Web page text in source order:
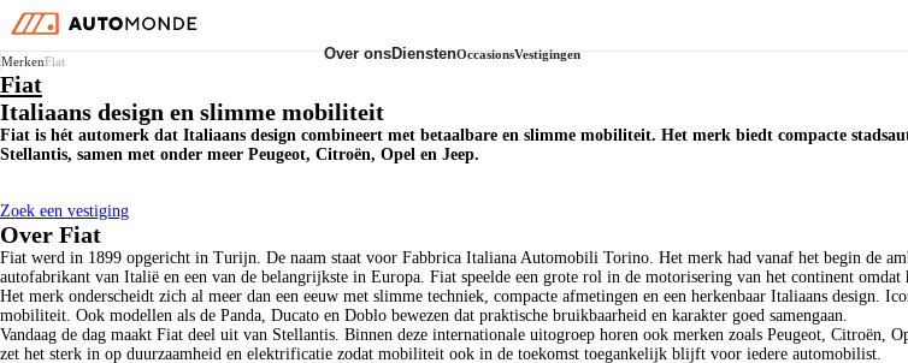
Over ons
Zoek een vestiging
Om meteen een afspraak te maken bij 1 van onze filialen
Zoek een vestiging
Over ons
AutoMonde worden
Diensten
Zoek een vestiging
Om meteen een afspraak te maken bij 1 van onze filialen
Zoek een vestiging
Diensten
Onderhoud leaseauto's
APK
Services
Overzicht services
Aircocheck
Bandenwissel
Remmenservice
2 jaar garantie
EV specialist
OccasionsVestigingen
MerkenFiat
Fiat
Italiaans design en slimme mobiliteit
Fiat is hét automerk dat Italiaans design combineert met betaalbare en slimme mobiliteit. Het merk biedt compacte
Stellantis, samen met onder meer Peugeot, Citroën, Opel en Jeep.
Zoek een vestiging
Over Fiat
Fiat werd in 1899 opgericht in Turijn. De naam staat voor Fabbrica Italiana Automobili Torino. Het merk had vanaf het begin de
autofabrikant van Italië en een van de belangrijkste in Europa. Fiat speelde een grote rol in de motorisering van het continent omdat
Het merk onderscheidt zich al meer dan een eeuw met slimme techniek, compacte afmetingen en een herkenbaar Italiaans
mobiliteit. Ook modellen als de Panda, Ducato en Doblo bewezen dat praktische bruikbaarheid en karakter goed samengaan.
Vandaag de dag maakt Fiat deel uit van Stellantis. Binnen deze internationale uitogroep horen ook merken zoals Peugeot,
zet het sterk in op duurzaamheid en elektrificatie zodat mobiliteit ook in de toekomst toegankelijk blijft voor iedere automobilist.